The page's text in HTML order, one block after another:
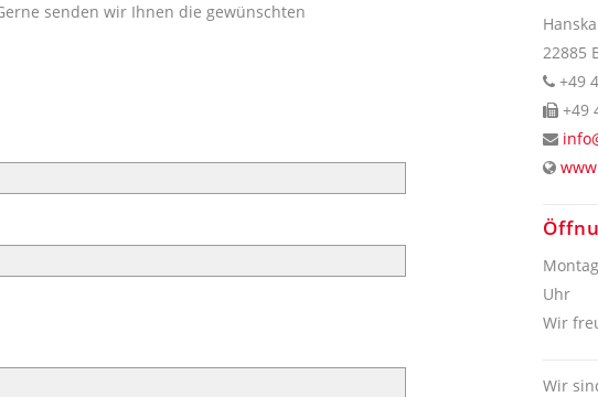
senden wir Ihnen die gewünschten
22885
+49
+49
Uhr
Wir
Wir